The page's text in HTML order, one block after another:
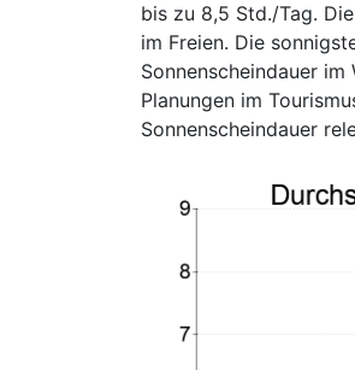
bis zu 8,5 Std./Tag.
im Freien. Die
Sonnenscheindauer
Planungen im
Sonnenscheindauer